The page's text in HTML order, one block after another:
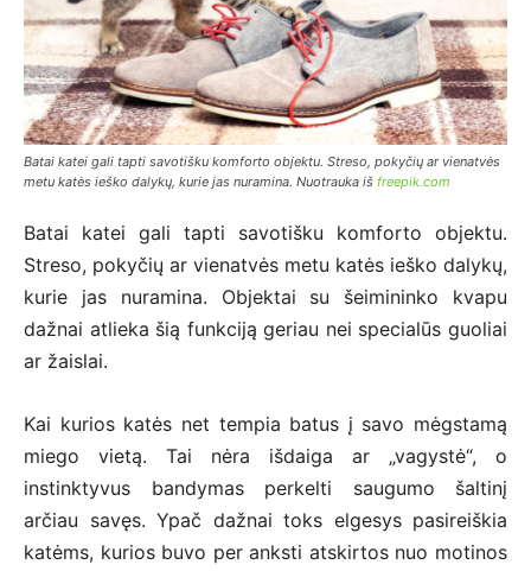
Batai katei gali tapti savotišku komforto objektu. Streso, pokyčių ar vienatvės
metu katės ieško dalykų, kurie jas nuramina. Nuotrauka iš freepik.com
Batai katei gali tapti savotišku komforto objektu.
Streso, pokyčių ar vienatvės metu katės ieško dalykų,
kurie jas nuramina. Objektai su šeimininko kvapu
dažnai atlieka šią funkciją geriau nei specialūs guoliai
ar žaislai.
Kai kurios katės net tempia batus į savo mėgstamą
miego vietą. Tai nėra išdaiga ar „vagystė“, o
instinktyvus bandymas perkelti saugumo šaltinį
arčiau savęs. Ypač dažnai toks elgesys pasireiškia
katėms, kurios buvo per anksti atskirtos nuo motinos